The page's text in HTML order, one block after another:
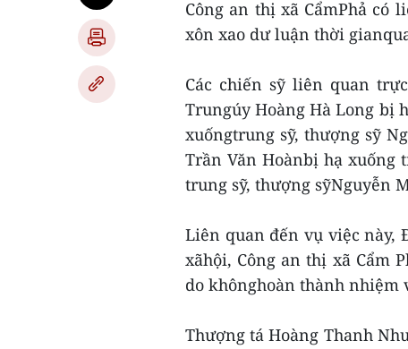
Công an thị xã CẩmPhả có
xôn xao dư luận thời
Các chiến sỹ liên quan
Trungúy Hoàng Hà Long bị
xuốngtrung sỹ, thượng sỹ
Trần Văn Hoànbị hạ xuống
trung sỹ, thượng sỹNguyễn
Liên quan đến vụ việc này,
xãhội, Công an thị xã Cẩm
do khônghoàn thành nhiệm
Thượng tá Hoàng Thanh